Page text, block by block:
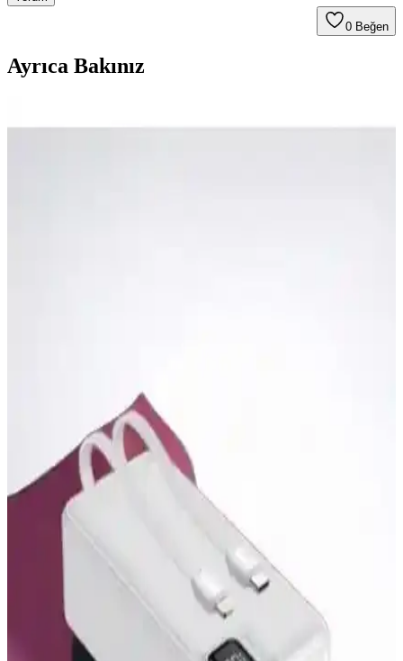
0 Beğen
Ayrıca Bakınız
Taşınabilir 5000mAh Kapasiteli Powerbankler:
Samsung'un uygun fiyatlı 8000 mAh batarya seçenekleri hakkında
bilgiler bulunmamaktadır, ancak yüksek kapasiteli ve ekonomik
bataryalar çeşitli platformlarda mevcuttur.
Sunix PB-37 ve Woyax Deji Magsafe Powerbank
Karşılaştırması 5000 mAh Kapasiteli Taşınabilir
Sunix PB-37 ve Woyax Deji Magsafe powerbankların özellikleri,
avantajları ve kullanıcı geri bildirimleri detaylı şekilde karşılaştırıldı,
hangisinin ihtiyaçlara daha uygun olduğunu öğrenin.
Sunix 5000mAh Taşınabilir Powerbank Özellikleri
ve Kullanım Alanları